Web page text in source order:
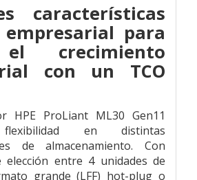
características
para
crecimiento
con un TCO
HPE ProLiant ML30 Gen11
en distintas
de almacenamiento. Con
elección entre 4 unidades de
grande (LFF) hot-plug o